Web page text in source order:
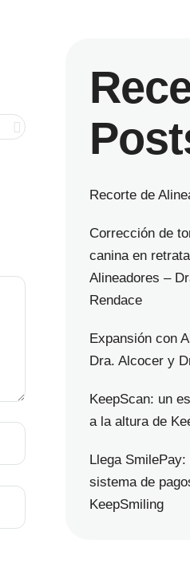
Recorte de
Corrección de
canina en
Alineadores –
Rendace
Expansión con
Dra. Alcocer y
KeepScan: un
a la altura de
Llega
sistema de
KeepSmiling